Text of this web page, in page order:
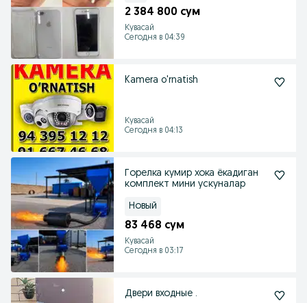
2 384 800 сум
Кувасай
Сегодня в 04:39
Kamera o'rnatish
Кувасай
Сегодня в 04:13
Горелка кумир хока ёкадиган
комплект мини ускуналар
Новый
83 468 сум
Кувасай
Сегодня в 03:17
Двери входные .